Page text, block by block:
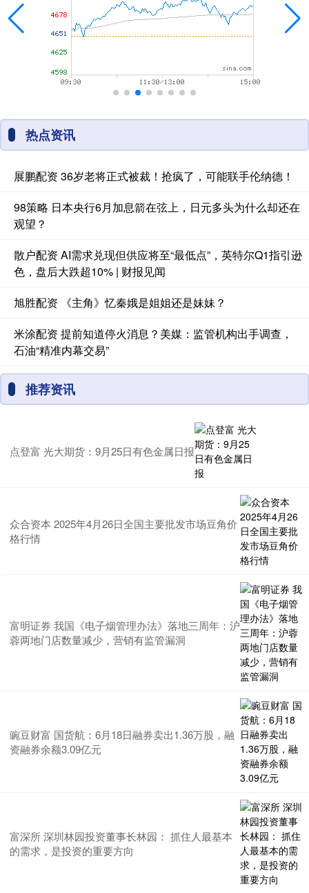
热点资讯
展鹏配资 36岁老将正式被裁！抢疯了，可能联手伦纳德！
98策略 日本央行6月加息箭在弦上，日元多头为什么却还在
观望？
散户配资 AI需求兑现但供应将至“最低点”，英特尔Q1指引逊
色，盘后大跌超10% | 财报见闻
旭胜配资 《主角》忆秦娥是姐姐还是妹妹？
米涂配资 提前知道停火消息？美媒：监管机构出手调查，
石油“精准内幕交易”
推荐资讯
点登富 光大期货：9月25日有色金属日报
众合资本 2025年4月26日全国主要批发市场豆角价
格行情
富明证券 我国《电子烟管理办法》落地三周年：沪
蓉两地门店数量减少，营销有监管漏洞
豌豆财富 国货航：6月18日融券卖出1.36万股，融
资融券余额3.09亿元
富深所 深圳林园投资董事长林园： 抓住人最基本
的需求，是投资的重要方向